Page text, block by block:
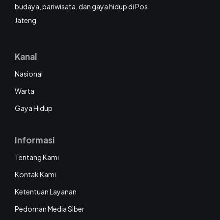
budaya, pariwisata, dan gaya hidup di Pos
Jateng
Kanal
Nasional
Warta
Gaya Hidup
Informasi
Tentang Kami
Kontak Kami
Ketentuan Layanan
Pedoman Media Siber